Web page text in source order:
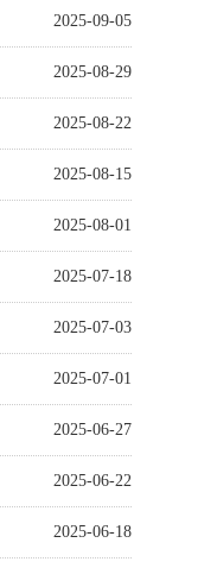
2025-09-05
2025-08-29
2025-08-22
2025-08-15
2025-08-01
2025-07-18
2025-07-03
2025-07-01
2025-06-27
2025-06-22
2025-06-18